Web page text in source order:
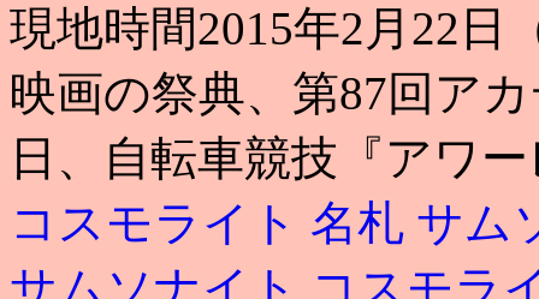
現地時間2015年2月22日
映画の祭典、第87回ア
日、自転車競技『アワ
コスモライト 名札 サム
サムソナイト コスモラ